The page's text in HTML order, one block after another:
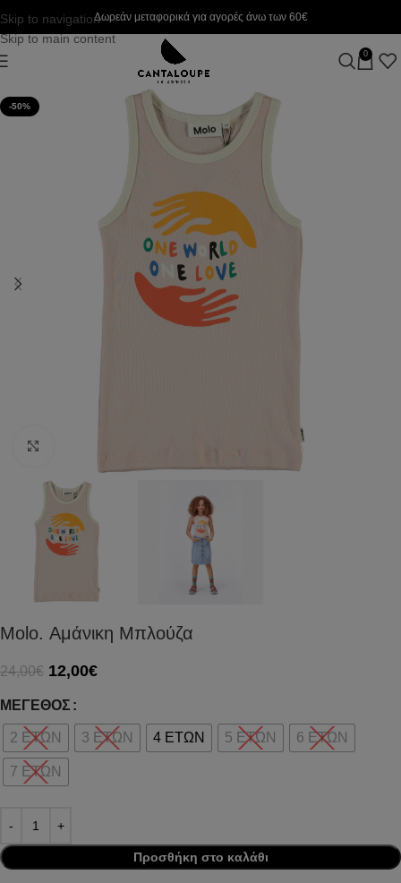
Skip to navigation
Skip to main content
Δωρεάν μεταφορικά για αγορές άνω των 60€
0
-50%
Molo. Αμάνικη Μπλούζα
24,00€ 12,00€
ΜΈΓΕΘΟΣ
2 ΕΤΩΝ 3 ΕΤΩΝ 4 ΕΤΩΝ 5 ΕΤΩΝ 6 ΕΤΩΝ
7 ΕΤΩΝ
Προσθήκη στο καλάθι